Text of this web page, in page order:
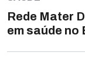
Rede Mater
em saúde no